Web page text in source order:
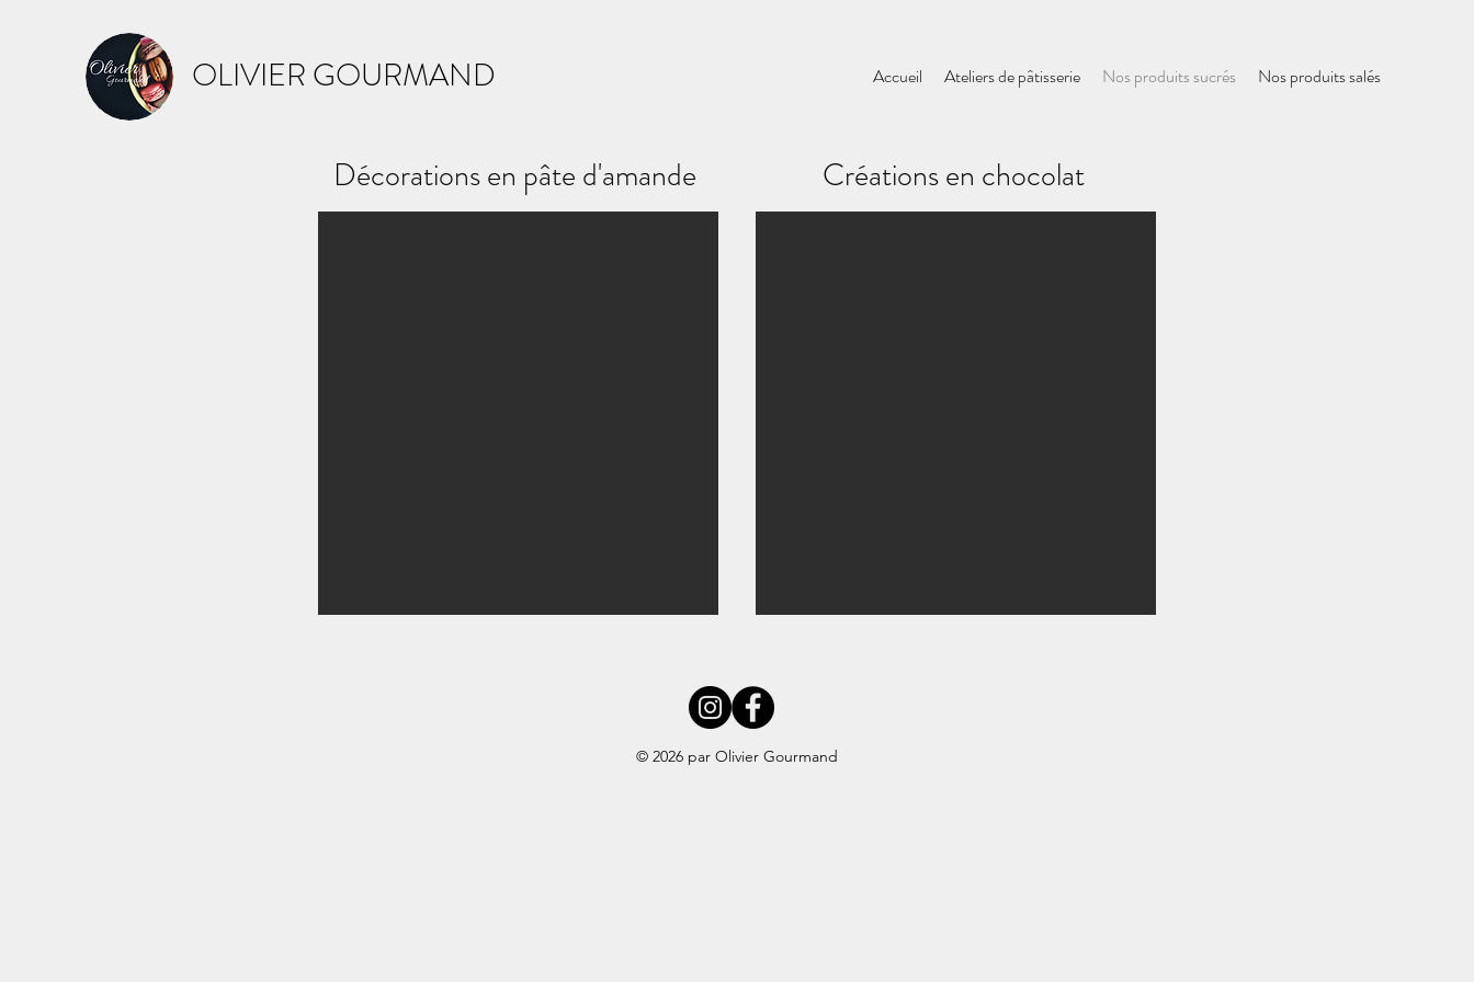
OLIVIER GOURMAND Accueil Ateliers de pâtisserie Nos produits sucrés Nos produits salés
Décorations en pâte d'amande Créations en chocolat
© 2026 par Olivier Gourmand